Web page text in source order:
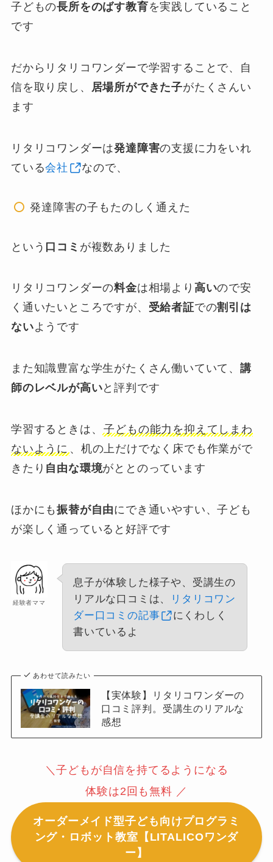
子どもの長所をのばす教育を実践していること
です
だからリタリコワンダーで学習することで、自
信を取り戻し、 居場所ができた子がたくさんい
ます
リタリコワンダーは発達障害の支援に力をいれ
ている会社 なので、
発達障害の子もたのしく通えた
という 口コミ が複数ありました
リタリコワンダーの料金は相場より 高いので安
く通いたいところですが、 受給者証での割引は
ないようです
また知識豊富な学生がたくさん働いていて、講
師のレベルが高いと評判です
学習するときは、 子どもの能力を抑えてしまわ
ないように 、机の上だけでなく床でも作業がで
きたり 自由な環境がととのっています
ほかにも振替が自由にでき通いやすい、子ども
が楽しく通っていると好評です
経験者ママ
息子が体験した様子や、受講生の
リアルな口コミは、
リタリコワン
ダー口コミの記事
にくわしく
書いているよ
あわせて読みたい
【実体験】リタリコワンダーの
口コミ評判。受講生のリアルな
感想
＼子どもが自信を持てるようになる
体験は2回も無料 ／
オーダーメイド型子ども向けプログラミ
ング・ロボット教室【LITALICOワンダ
ー】